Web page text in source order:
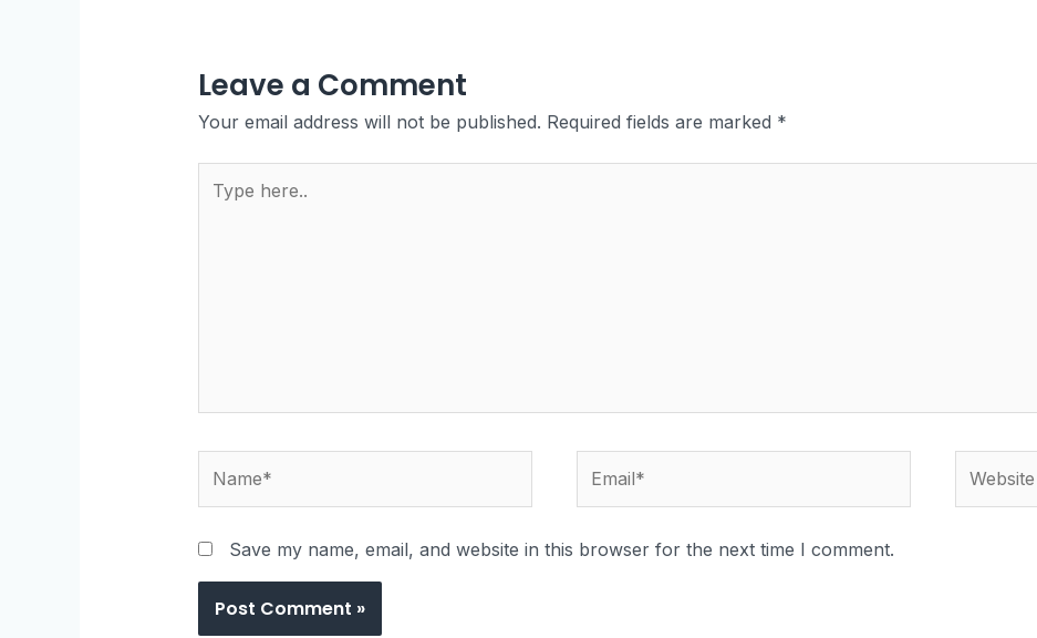
Leave a Comment
Your email address will not be published. Required fields are marked *
Save my name, email, and website in this browser for the next time I comment.